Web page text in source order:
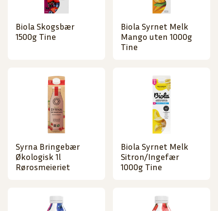
Biola Skogsbær
1500g Tine
Biola Syrnet Melk
Mango uten 1000g
Tine
Syrna Bringebær
Økologisk 1l
Rørosmeieriet
Biola Syrnet Melk
Sitron/Ingefær
1000g Tine